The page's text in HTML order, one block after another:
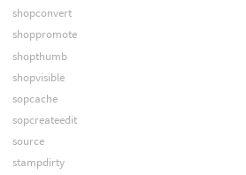
shopconvert
shoppromote
shopthumb
shopvisible
sopcache
sopcreateedit
source
stampdirty